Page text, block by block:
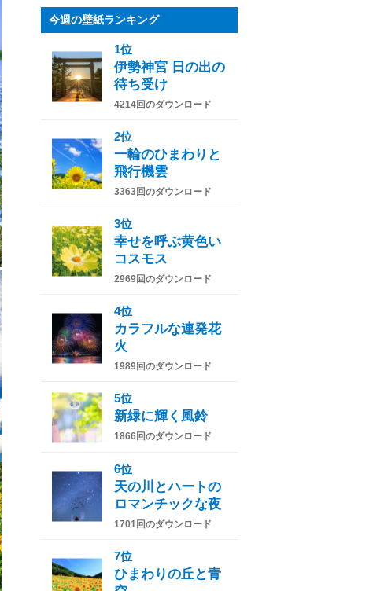
今週の壁紙ランキング
1位
伊勢神宮 日の出の
待ち受け
4214回のダウンロード
2位
一輪のひまわりと
飛行機雲
3363回のダウンロード
3位
幸せを呼ぶ黄色い
コスモス
2969回のダウンロード
4位
カラフルな連発花
火
1989回のダウンロード
5位
新緑に輝く風鈴
1866回のダウンロード
6位
天の川とハートの
ロマンチックな夜
1701回のダウンロード
7位
ひまわりの丘と青